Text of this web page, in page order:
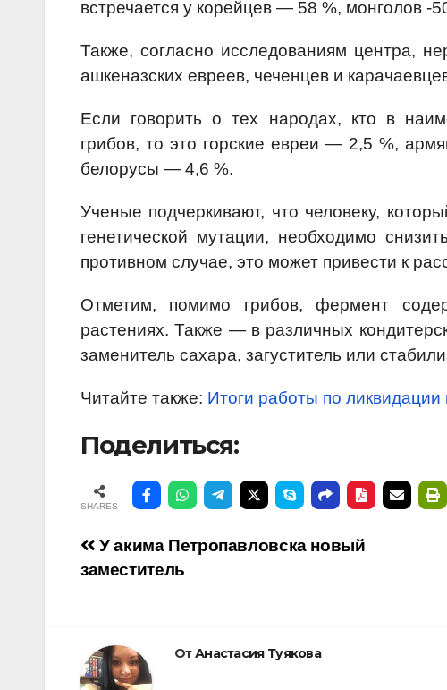
встречается у корейцев — 58 %, монголов -
Также, согласно исследованиям центра,
ашкеназских евреев, чеченцев и
Если говорить о тех народах, кто в
грибов, то это горские евреи — 2,5 %,
белорусы — 4,6 %.
Ученые подчеркивают, что человеку,
генетической мутации, необходимо
противном случае, это может привести к
Отметим, помимо грибов, фермент
растениях. Также — в различных
заменитель сахара, загуститель или
Читайте также: Итоги работы по
Поделиться:
SHARES
Навигация
У акима Петропавловска новый
заместитель
ОтАнастасия Туякова